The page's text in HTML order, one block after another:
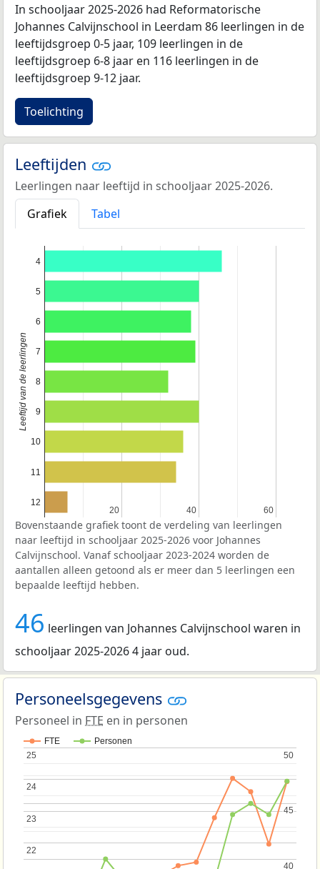
In schooljaar 2025-2026 had Reformatorische
Johannes Calvijnschool in Leerdam 86 leerlingen in de
leeftijdsgroep 0-5 jaar, 109 leerlingen in de
leeftijdsgroep 6-8 jaar en 116 leerlingen in de
leeftijdsgroep 9-12 jaar.
Toelichting
Leeftijden
Leerlingen naar leeftijd in schooljaar 2025-2026.
Grafiek
Tabel
20
20 40
40 60
60
4
5
6
7
8
9
10
11
12
Leeftijd van de leerlingen
Bovenstaande grafiek toont de verdeling van leerlingen
naar leeftijd in schooljaar 2025-2026 voor Johannes
Calvijnschool. Vanaf schooljaar 2023-2024 worden de
aantallen alleen getoond als er meer dan 5 leerlingen een
bepaalde leeftijd hebben.
46 leerlingen van Johannes Calvijnschool waren in
schooljaar 2025-2026 4 jaar oud.
Personeelsgegevens
Personeel in FTE en in personen
FTE Personen
22
22
23
23
24
24
25
25
40
40
45
45
50
50